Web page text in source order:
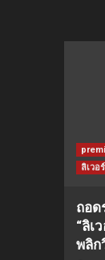
ลิเวอ
ถอด
“ลิเ
พลิก